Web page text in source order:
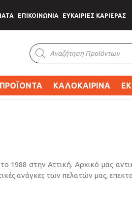
ΕΠΙΚΟΙΝΩΝΙΑ ΕΥΚΑΙΡΙΕΣ ΚΑΡΙΕΡΑΣ
Products
search
ΚΑΛΟΚΑΙΡΙΝΑ
1988 στην Αττική. Αρχικό μας
ανάγκες των πελατών μας,